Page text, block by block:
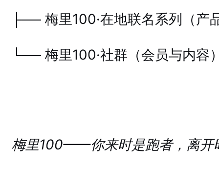
├── 梅里100·在地联名系列（产
└── 梅里100·社群（会员与内容
梅里100——你来时是跑者，离开